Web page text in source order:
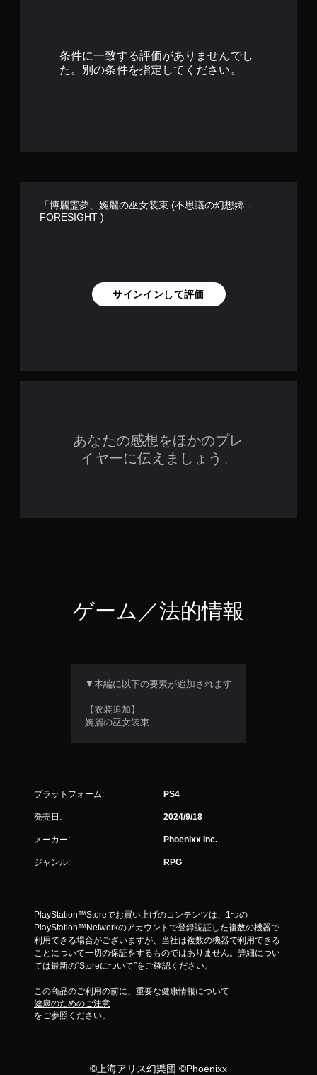
条件に一致する評価がありませんでし
た。別の条件を指定してください。
「博麗霊夢」婉麗の巫女装束 (不思議の幻想郷 -
FORESIGHT-)
サインインして評価
あなたの感想をほかのプレ
イヤーに伝えましょう。
ゲーム／法的情報
▼本編に以下の要素が追加されます
【衣装追加】
婉麗の巫女装束
プラットフォーム: PS4
発売日: 2024/9/18
メーカー: Phoenixx Inc.
ジャンル: RPG
PlayStation™Storeでお買い上げのコンテンツは、1つの
PlayStation™Networkのアカウントで登録認証した複数の機器で
利用できる場合がございますが、当社は複数の機器で利用できる
ことについて一切の保証をするものではありません。詳細につい
ては最新の“Storeについて”をご確認ください。
この商品のご利用の前に、重要な健康情報について
健康のためのご注意
をご参照ください。
©上海アリス幻樂団 ©Phoenixx